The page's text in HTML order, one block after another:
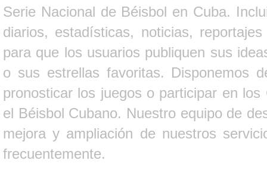
Serie Nacional de Béisbol en Cuba.
diarios, estadísticas, noticias,
para que los usuarios publiquen sus
o sus estrellas favoritas. Disponemos
pronosticar los juegos o participar en
el Béisbol Cubano. Nuestro equipo de
mejora y ampliación de nuestros
frecuentemente.